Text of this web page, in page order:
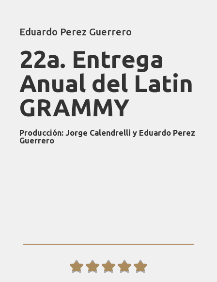
Eduardo Perez Guerrero
22a. Entrega
Anual del Latin
GRAMMY
Producción: Jorge Calendrelli y Eduardo Perez
Guerrero
